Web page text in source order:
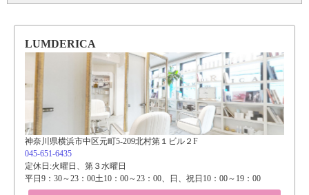
請がでるまでは国から認められた必要サービス業と
になりました。 いろいろなご意見があるかもしれま
で、衛生面・精神面において少しでもお客様の支え
になれたらという思いです。もちろんお客様の健康
が第一ですので、感染対策を引き続き行いながら来
て頂くお客様に少しでも安心していただけるよう努
めてまいります。(お客様も来ていいのか、でも髪整
えないと気持ちも落ち込む…など悩み抜いていらっ
しゃるかと…)衛生管理上の都合により、お客様には
当面の間事前予約をお願い致します。※当日予約の
すがよろしくお願い致します。 営業時間は現時点で
は通常通りになります。また、国からの要請次第で
状況が変わることもありますのでご了承いただけた
LUMDERICA
神奈川県横浜市中区元町5-209北村第１ビル２F
045-651-6435
定休日:火曜日、第３水曜日
平日9：30～23：00土10：00～23：00、日、祝日10：00～19：00